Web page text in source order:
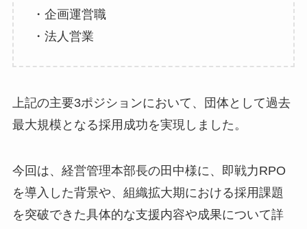
・企画運営職
・法人営業
上記の主要3ポジションにおいて、団体として過去
最大規模となる採用成功を実現しました。
今回は、経営管理本部長の田中様に、即戦力RPO
を導入した背景や、組織拡大期における採用課題
を突破できた具体的な支援内容や成果について詳